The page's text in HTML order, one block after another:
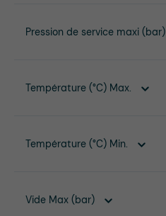
Pression de service maxi (bar)
Température (°C) Max.
Température (°C) Min.
Vide Max (bar)